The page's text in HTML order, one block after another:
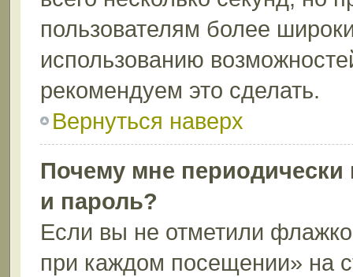
пользователям более
использованию
рекомендуем это сделать.
Вернуться наверх
Почему мне
и пароль?
Если вы не отметили
при каждом посещении» на